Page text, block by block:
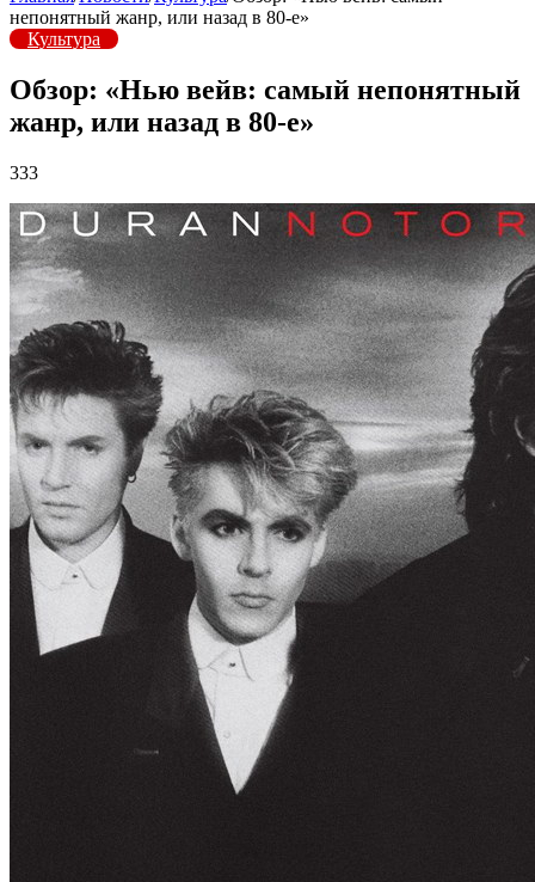
непонятный жанр, или назад в 80-е»
Культура
Обзор: «Нью вейв: самый непонятный
жанр, или назад в 80-е»
333